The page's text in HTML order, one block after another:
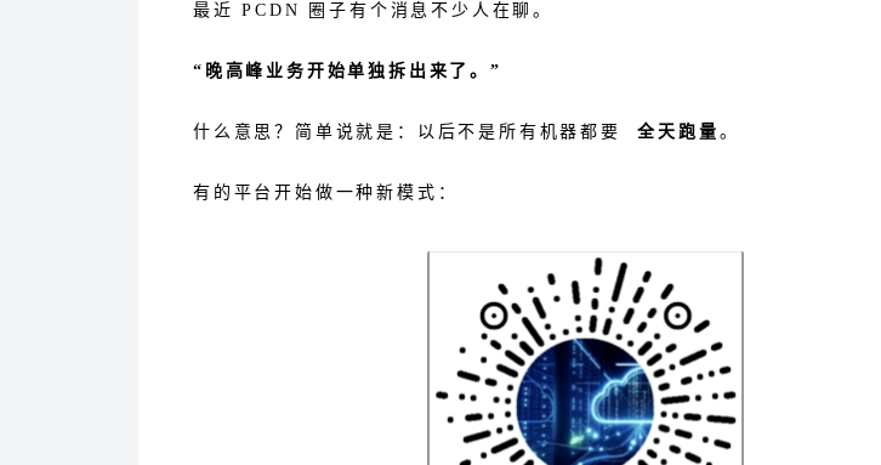
最近 PCDN 圈子有个消息不少人在聊。
“晚高峰业务开始单独拆出来了。”
什么意思？简单说就是：以后不是所有机器都要全天跑量 。
有的平台开始做一种新模式：